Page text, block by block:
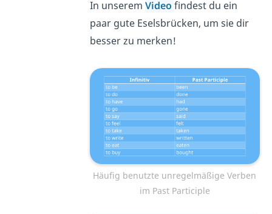
In unserem Video findest du ein
paar gute Eselsbrücken, um sie dir
besser zu merken!
Häufig benutzte unregelmäßige Verben
im Past Participle